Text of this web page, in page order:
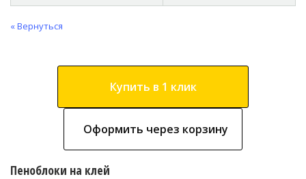
« Вернуться
Купить в 1 клик
Оформить через корзину
Пеноблоки на клей